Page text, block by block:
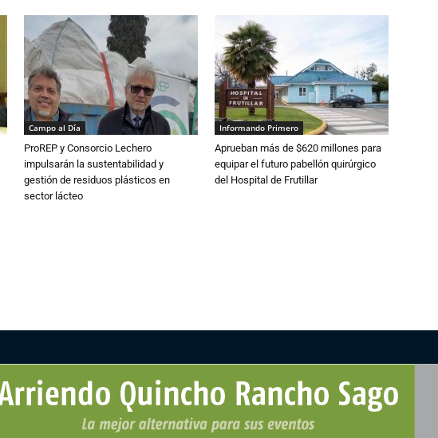
Campo al Día
ProREP y Consorcio Lechero
impulsarán la sustentabilidad y
gestión de residuos plásticos en
sector lácteo
Informando Primero
Aprueban más de $620 millones para
equipar el futuro pabellón quirúrgico
del Hospital de Frutillar